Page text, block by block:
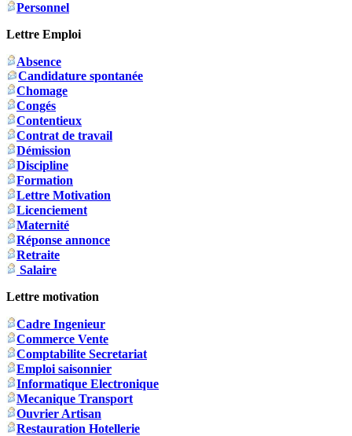
Personnel
Lettre Emploi
Absence
Candidature spontanée
Chomage
Congés
Contentieux
Contrat de travail
Démission
Discipline
Formation
Lettre Motivation
Licenciement
Maternité
Réponse annonce
Retraite
Salaire
Lettre motivation
Cadre Ingenieur
Commerce Vente
Comptabilite Secretariat
Emploi saisonnier
Informatique Electronique
Mecanique Transport
Ouvrier Artisan
Restauration Hotellerie